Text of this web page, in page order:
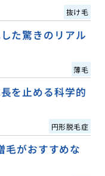
抜け毛
た驚きのリアル
薄毛
を止める科学的
円形脱毛症
毛がおすすめな